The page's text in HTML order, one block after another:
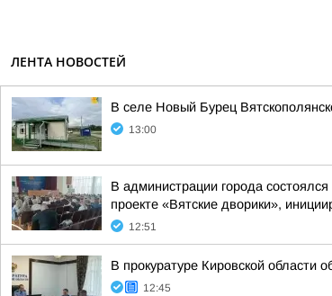
ЛЕНТА НОВОСТЕЙ
В селе Новый Бурец
13:00
В администрации города
проекте «Вятские дворики»,
12:51
В прокуратуре Кировской области
12:45